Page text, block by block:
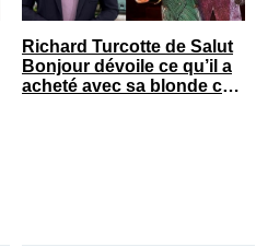
Richard Turcotte de Salut
Bonjour dévoile ce qu’il a
acheté avec sa blonde cet